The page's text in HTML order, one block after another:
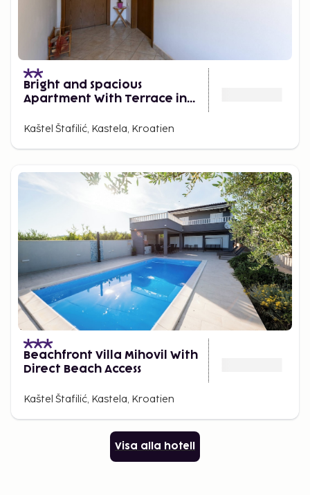
Bright and Spacious
Apartment With Terrace in
Kaštel Štafilić, Kastela, Kroatien
Beachfront Villa Mihovil With
Direct Beach Access
Kaštel Štafilić, Kastela, Kroatien
Visa alla hotell